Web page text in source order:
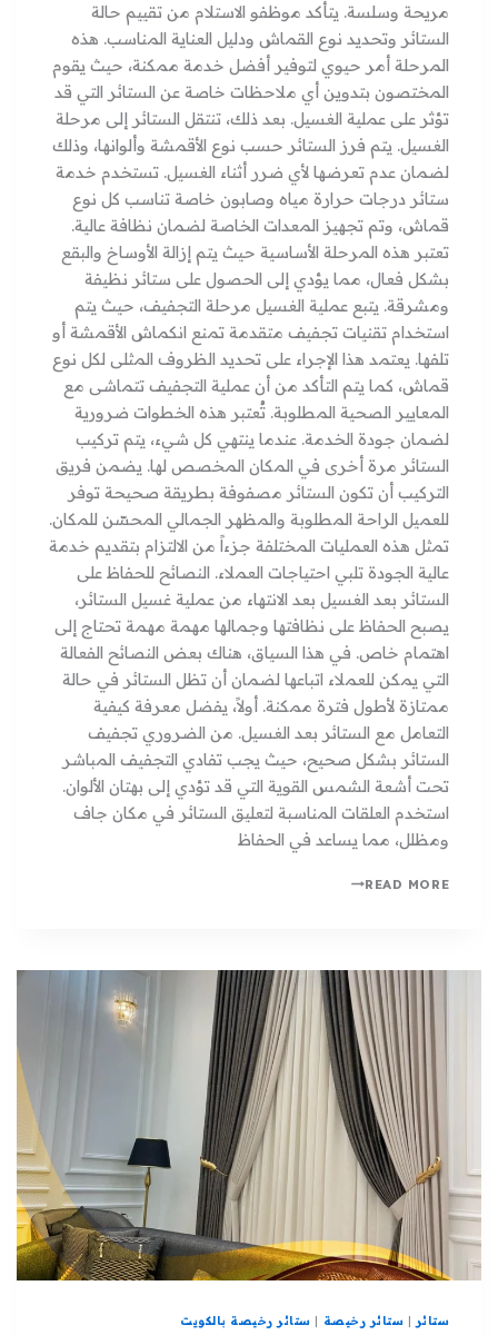
مريحة وسلسة. يتأكد موظفو الاستلام من تقييم حالة
الستائر وتحديد نوع القماش ودليل العناية المناسب. هذه
المرحلة أمر حيوي لتوفير أفضل خدمة ممكنة، حيث يقوم
المختصون بتدوين أي ملاحظات خاصة عن الستائر التي قد
تؤثر على عملية الغسيل. بعد ذلك، تنتقل الستائر إلى مرحلة
الغسيل. يتم فرز الستائر حسب نوع الأقمشة وألوانها، وذلك
لضمان عدم تعرضها لأي ضرر أثناء الغسيل. تستخدم خدمة
ستائر درجات حرارة مياه وصابون خاصة تناسب كل نوع
قماش، وتم تجهيز المعدات الخاصة لضمان نظافة عالية.
تعتبر هذه المرحلة الأساسية حيث يتم إزالة الأوساخ والبقع
بشكل فعال، مما يؤدي إلى الحصول على ستائر نظيفة
ومشرقة. يتبع عملية الغسيل مرحلة التجفيف، حيث يتم
استخدام تقنيات تجفيف متقدمة تمنع انكماش الأقمشة أو
تلفها. يعتمد هذا الإجراء على تحديد الظروف المثلى لكل نوع
قماش، كما يتم التأكد من أن عملية التجفيف تتماشى مع
المعايير الصحية المطلوبة. تُعتبر هذه الخطوات ضرورية
لضمان جودة الخدمة. عندما ينتهي كل شيء، يتم تركيب
الستائر مرة أخرى في المكان المخصص لها. يضمن فريق
التركيب أن تكون الستائر مصفوفة بطريقة صحيحة توفر
للعميل الراحة المطلوبة والمظهر الجمالي المحسّن للمكان.
تمثل هذه العمليات المختلفة جزءاً من الالتزام بتقديم خدمة
عالية الجودة تلبي احتياجات العملاء. النصائح للحفاظ على
الستائر بعد الغسيل بعد الانتهاء من عملية غسيل الستائر،
يصبح الحفاظ على نظافتها وجمالها مهمة مهمة تحتاج إلى
اهتمام خاص. في هذا السياق، هناك بعض النصائح الفعالة
التي يمكن للعملاء اتباعها لضمان أن تظل الستائر في حالة
ممتازة لأطول فترة ممكنة. أولاً، يفضل معرفة كيفية
التعامل مع الستائر بعد الغسيل. من الضروري تجفيف
الستائر بشكل صحيح، حيث يجب تفادي التجفيف المباشر
تحت أشعة الشمس القوية التي قد تؤدي إلى بهتان الألوان.
استخدم العلقات المناسبة لتعليق الستائر في مكان جاف
ومظلل، مما يساعد في الحفاظ
READ MORE
ستائر |ستائر رخيصة| ستائر رخيصة بالكويت